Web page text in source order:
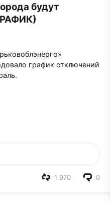
будут
график отключений
0
1 970